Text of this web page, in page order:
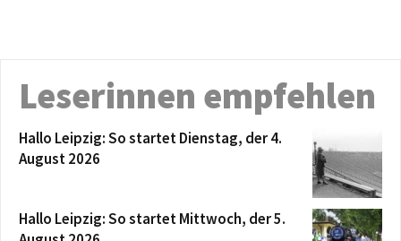
Leserinnen empfehlen
Hallo Leipzig: So startet Dienstag, der 4.
August 2026
Hallo Leipzig: So startet Mittwoch, der 5.